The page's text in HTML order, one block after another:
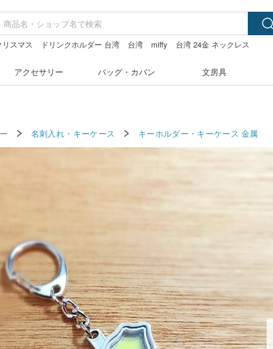
リスマス ドリンクホルダー 台湾 台湾 miffy
台湾 24金 ネックレス
アクセサリー バッグ・カバン 文房具
名刺入れ・キーケース キーホルダー・キーケース 金属